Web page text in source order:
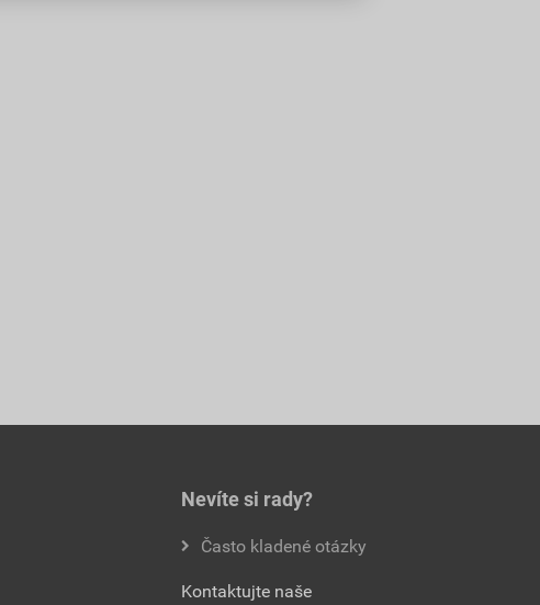
Nevíte si rady?
Často kladené otázky
Kontaktujte naše